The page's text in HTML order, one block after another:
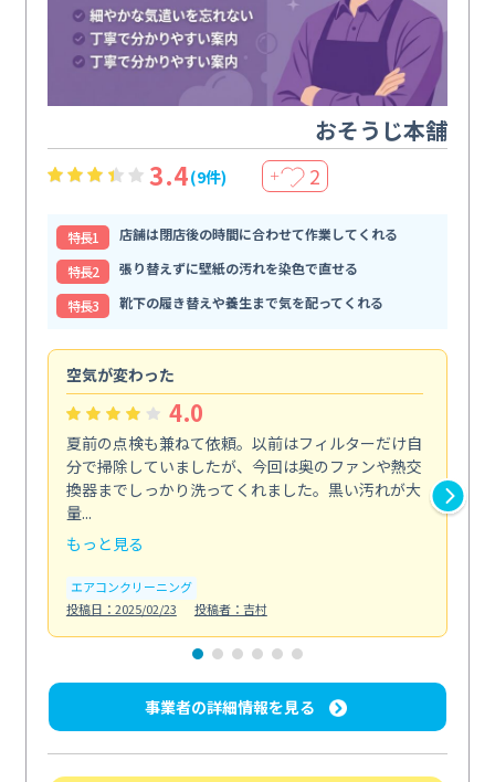
おそうじ本舗
3.4(9件) ＋ 2
特⻑1
店舗は閉店後の時間に合わせて作業してくれる
特⻑2
張り替えずに壁紙の汚れを染色で直せる
特⻑3
靴下の履き替えや養生まで気を配ってくれる
空気が変わった
4.0
夏前の点検も兼ねて依頼。以前はフィルターだけ自
分で掃除していましたが、今回は奥のファンや熱交
換器までしっかり洗ってくれました。黒い汚れが大
量...
もっと見る
エアコンクリーニング
投稿日：2025/02/23
投稿者：吉村
事業者の詳細情報を見る